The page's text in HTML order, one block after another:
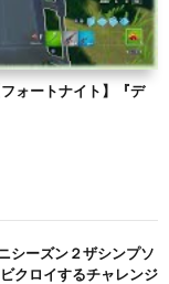
ォートナイト】『デ
シーズン２ザシンプソ
クロイするチャレンジ